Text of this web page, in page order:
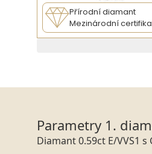
Přírodní diamant
Mezinárodní
Parametry 1.
Diamant 0.59ct E/VVS1